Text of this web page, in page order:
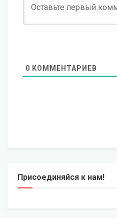
0 КОММЕНТАРИЕВ
Присоединяйся к нам!